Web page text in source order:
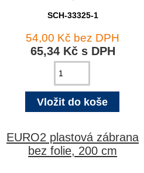
SCH-33325-1
54,00 Kč bez DPH
65,34 Kč s DPH
EURO2 plastová zábrana
bez folie, 200 cm